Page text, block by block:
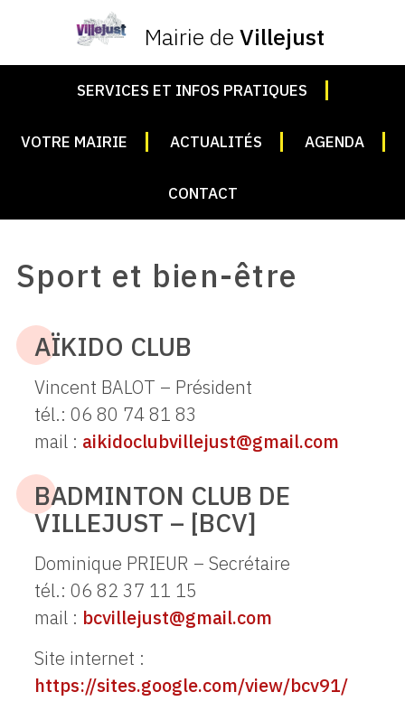
Mairie de Villejust
SERVICES ET INFOS PRATIQUES
VOTRE MAIRIE ACTUALITÉS AGENDA
CONTACT
Sport et bien-être
AÏKIDO CLUB
Vincent BALOT – Président
tél.: 06 80 74 81 83
mail : aikidoclubvillejust@gmail.com
BADMINTON CLUB DE
VILLEJUST – [BCV]
Dominique PRIEUR – Secrétaire
tél.: 06 82 37 11 15
mail : bcvillejust@gmail.com
Site internet :
https://sites.google.com/view/bcv91/